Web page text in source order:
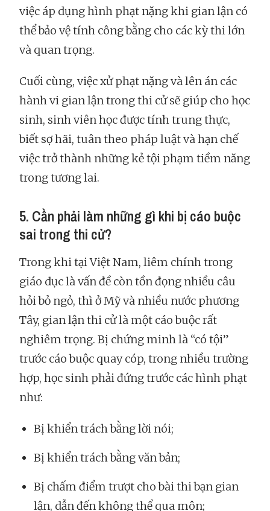
việc áp dụng hình phạt nặng khi gian lận có
thể bảo vệ tính công bằng cho các kỳ thi lớn
và quan trọng.
Cuối cùng, việc xử phạt nặng và lên án các
hành vi gian lận trong thi cử sẽ giúp cho học
sinh, sinh viên học được tính trung thực,
biết sợ hãi, tuân theo pháp luật và hạn chế
việc trở thành những kẻ tội phạm tiềm năng
trong tương lai.
5. Cần phải làm những gì khi bị cáo buộc
sai trong thi cử?
Trong khi tại Việt Nam, liêm chính trong
giáo dục là vấn đề còn tồn đọng nhiều câu
hỏi bỏ ngỏ, thì ở Mỹ và nhiều nước phương
Tây, gian lận thi cử là một cáo buộc rất
nghiêm trọng. Bị chứng minh là “có tội”
trước cáo buộc quay cóp, trong nhiều trường
hợp, học sinh phải đứng trước các hình phạt
như:
Bị khiển trách bằng lời nói;
Bị khiển trách bằng văn bản;
Bị chấm điểm trượt cho bài thi bạn gian
lận, dẫn đến không thể qua môn;